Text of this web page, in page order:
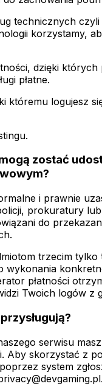
technicznych
korzystamy,
dzięki
płatne.
któremu logujesz
zostać
i prawnie
prokuratury
do
trzecim tylko
wykonania
płatności
Twoich logów z
serwisu
Aby skorzystać z
system